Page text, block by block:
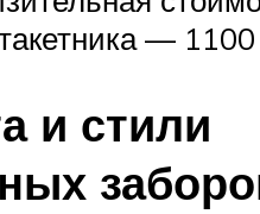
— 1100
и стили